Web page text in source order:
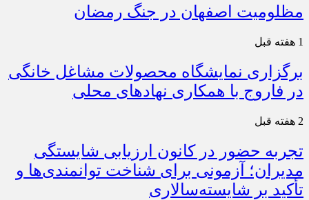
مظلومیت اصفهان در جنگ رمضان
1 هفته قبل
برگزاری نمایشگاه محصولات مشاغل خانگی
در فاروج با همکاری نهادهای محلی
2 هفته قبل
تجربه حضور در کانون ارزیابی شایستگی
مدیران؛ آزمونی برای شناخت توانمندی‌ها و
تأکید بر شایسته‌سالاری